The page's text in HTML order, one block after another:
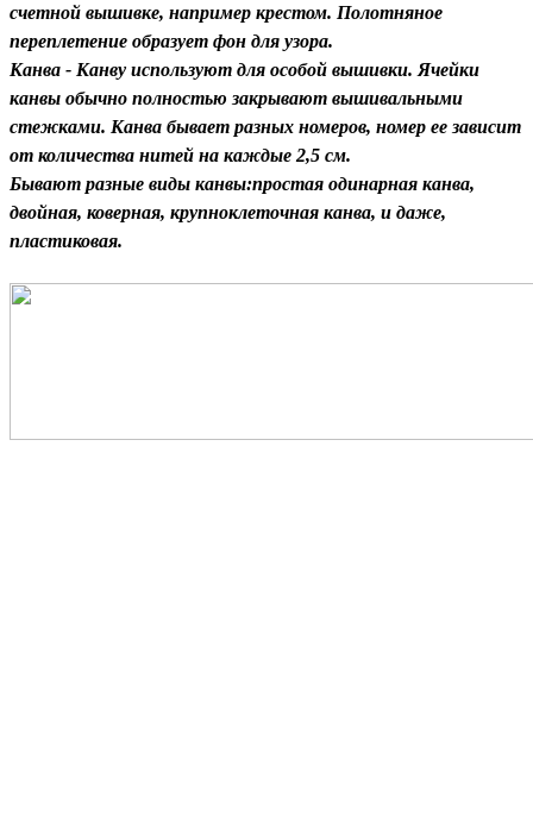
счетной вышивке, например крестом. Полотняное
переплетение образует фон для узора.
Канва - Канву используют для особой вышивки. Ячейки
канвы обычно полностью закрывают вышивальными
стежками. Канва бывает разных номеров, номер ее зависит
от количества нитей на каждые 2,5 см.
Бывают разные виды канвы:простая одинарная канва,
двойная, коверная, крупноклеточная канва, и даже,
пластиковая.